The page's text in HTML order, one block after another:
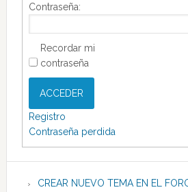
Contraseña:
Recordar mi
contraseña
ACCEDER
Registro
Contraseña perdida
CREAR NUEVO TEMA EN EL